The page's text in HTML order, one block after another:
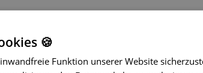
Die KühlbeißringeLIEWOODRita
🍪
Funktion unserer Website